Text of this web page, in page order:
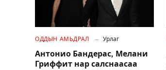
ОДДЫН АМЬДРАЛ Урлаг
Антонио Бандерас, Мелани
Гриффит нар салснаасаа